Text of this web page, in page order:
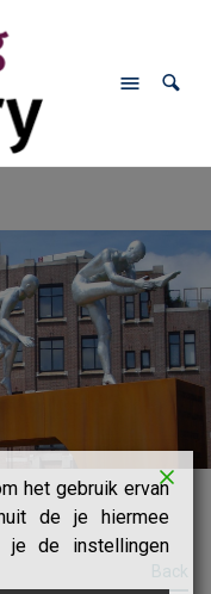
Back
het gebruik ervan
de je hiermee
je de instellingen